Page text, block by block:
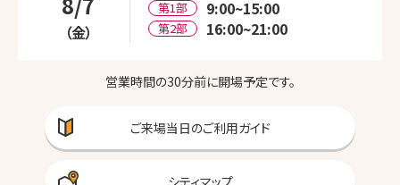
金
第1部
9:00~15:00
第2部 16:00~21:00
営業時間の30分前に開場予定です。
ご来場当日のご利用ガイド
シティマップ